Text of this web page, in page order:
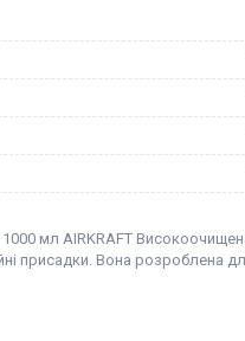
мл AIRKRAFT
присадки. Вона розроблена